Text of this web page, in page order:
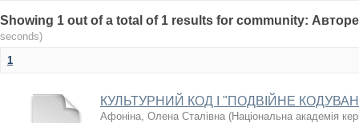
Showing 1 out of a total of 1 results for community:
seconds)
1
КУЛЬТУРНИЙ КОД І "ПОДВІЙНЕ
Афоніна, Олена Сталівна (Національна академія